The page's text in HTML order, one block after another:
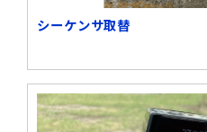
シーケンサ取替